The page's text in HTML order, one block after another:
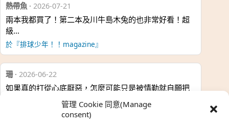
管理 Cookie 同意(Manage
consent)
熱帶魚 · 2026-07-21
兩本我都買了！第二本及川牛島木兔的也非常好看！超
級…
於『排球少年！！magazine』
珊· 2026-06-22
如果真的打從心底厭惡，怎麼可能只是被情勒就自願把